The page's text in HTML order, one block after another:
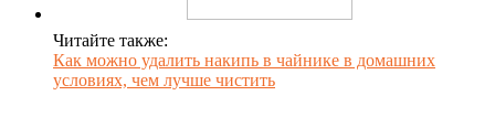
Читайте также:
Как можно удалить накипь в чайнике в домашних
условиях, чем лучше чистить